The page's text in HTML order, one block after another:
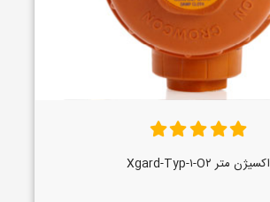
اکسیژن متر Xgard-Typ-۱-O۲